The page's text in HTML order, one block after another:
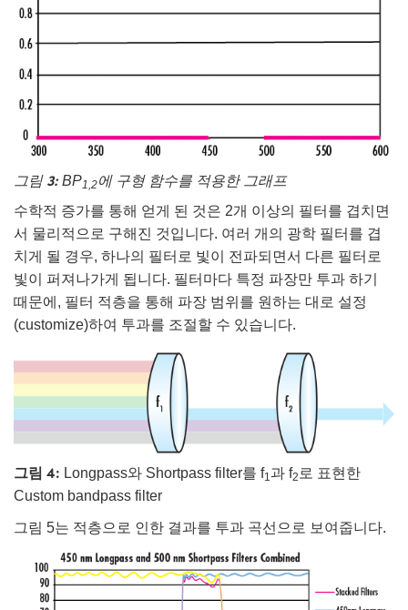
그림 3: BP1,2에 구형 함수를 적용한 그래프
수학적 증가를 통해 얻게 된 것은 2개 이상의 필터를 겹치면
서 물리적으로 구해진 것입니다. 여러 개의 광학 필터를 겹
치게 될 경우, 하나의 필터로 빛이 전파되면서 다른 필터로
빛이 퍼져나가게 됩니다. 필터마다 특정 파장만 투과 하기
때문에, 필터 적층을 통해 파장 범위를 원하는 대로 설정
(customize)하여 투과를 조절할 수 있습니다.
그림 4: Longpass와 Shortpass filter를 f1과 f2로 표현한
Custom bandpass filter
그림 5는 적층으로 인한 결과를 투과 곡선으로 보여줍니다.